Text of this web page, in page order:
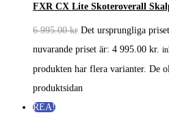
FXR CX Lite Skoteroverall
6 995.00kr Det ursprungliga
nuvarande priset är: 4 995.00 kr.
produkten har flera varianter. De
produktsidan
REA!